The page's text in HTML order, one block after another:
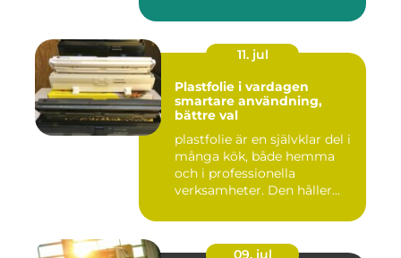
11. jul
Plastfolie i vardagen
smartare användning,
bättre val
plastfolie är en självklar del i
många kök, både hemma
och i professionella
verksamheter. Den håller...
09. jul